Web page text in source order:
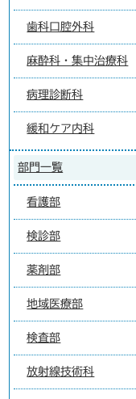
歯科口腔外科
麻酔科・集中治療科
病理診断科
緩和ケア内科
部門一覧
看護部
検診部
薬剤部
地域医療部
検査部
放射線技術科